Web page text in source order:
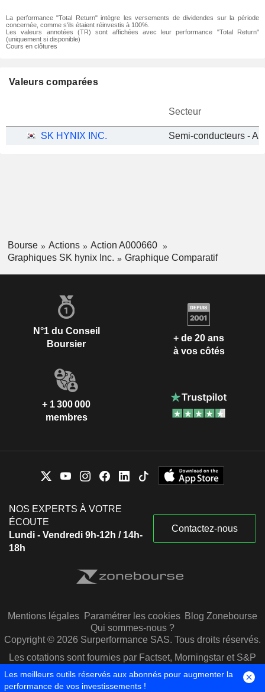
La performance "Total Return" intègre les versements de dividendes sur la période
concernée, comme s'ils étaient réinvestis à 100%.
Les valeurs annotées (TR) sont affichées avec leur performance "Total Return"
(uniquement si disponible)
Cours en clôtures
Valeurs comparées
Secteur
SK HYNIX INC. Semi-conducteurs -
Bourse Actions
Action A000660
Graphiques SK hynix Inc.
Graphique Comparatif
N°1 du Conseil
Boursier
+ de 20 ans
à vos côtés
+ 1 300 000
membres
NOS EXPERTS À VOTRE
ÉCOUTE
Lundi - Vendredi 9h-12h / 14h-
18h
Contactez-nous
Mentions légales Paramétrer les cookies Blog Zonebourse
Qui sommes-nous ?
Copyright © 2026 Surperformance SAS. Tous droits réservés.
Les cotations sont fournies par Factset, Morningstar et S&P
Capital IQ
Les meilleurs outils réservés aux abonnés pour augmenter la
performance de vos investissements !